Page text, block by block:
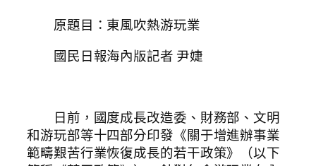
原題目：東風吹熱游玩業
國民日報海內版記者 尹婕
日前，國度成長改造委、財務部、文明
和游玩部等十四部分印發《關于增進辦事業
範疇艱苦行業恢復成長的若干政策》（以下